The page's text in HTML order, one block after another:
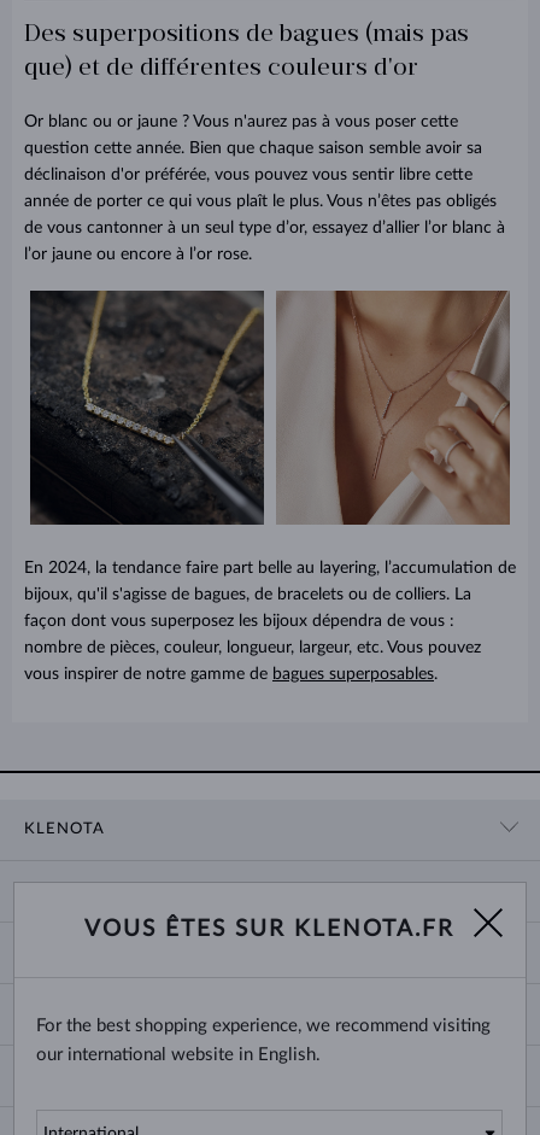
Des superpositions de bagues (mais pas
que) et de différentes couleurs d'or
Or blanc ou or jaune ? Vous n'aurez pas à vous poser cette
question cette année. Bien que chaque saison semble avoir sa
déclinaison d'or préférée, vous pouvez vous sentir libre cette
année de porter ce qui vous plaît le plus. Vous n’êtes pas obligés
de vous cantonner à un seul type d’or, essayez d’allier l’or blanc à
l’or jaune ou encore à l’or rose.
En 2024, la tendance faire part belle au layering, l’accumulation de
bijoux, qu'il s'agisse de bagues, de bracelets ou de colliers. La
façon dont vous superposez les bijoux dépendra de vous :
nombre de pièces, couleur, longueur, largeur, etc. Vous pouvez
vous inspirer de notre gamme de bagues superposables.
KLENOTA
NOUS CONNAÎTRE
LIVRAISON ET PAIEMENT
CHOISIR DES ALLIANCES
CERTIFICATS D’AUTHENTICITÉ
PROTECTION DES DONNÉES
TAILLE ET VARIÉTÉ DES CHAÎNES
TAILLES DE BRACELETS
GRAVURE DE BIJOUX
France
VOUS ÊTES SUR KLENOTA.FR
For the best shopping experience, we recommend visiting
our international website in English.